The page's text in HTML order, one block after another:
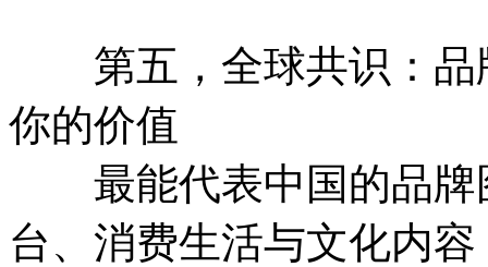
第五，全球共识：品
你的价值
最能代表中国的品牌
台、消费生活与文化内